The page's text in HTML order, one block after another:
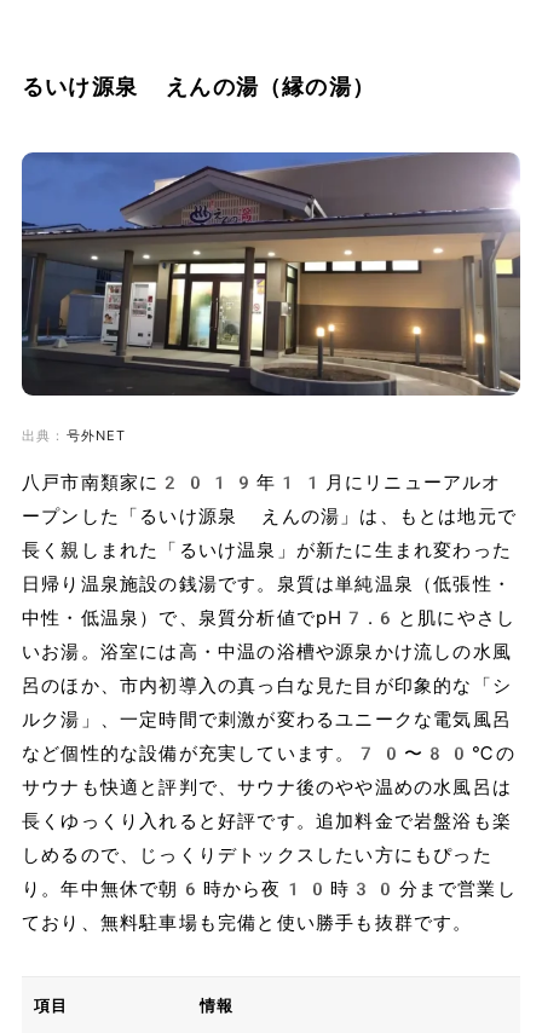
るいけ源泉 えんの湯（縁の湯）
出典： 号外NET
八戸市南類家に2019年11月にリニューアルオ
ープンした「るいけ源泉 えんの湯」は、もとは地元で
長く親しまれた「るいけ温泉」が新たに生まれ変わった
日帰り温泉施設の銭湯です。泉質は単純温泉（低張性・
中性・低温泉）で、泉質分析値でpH7.6と肌にやさし
いお湯。浴室には高・中温の浴槽や源泉かけ流しの水風
呂のほか、市内初導入の真っ白な見た目が印象的な「シ
ルク湯」、一定時間で刺激が変わるユニークな電気風呂
など個性的な設備が充実しています。70〜80℃の
サウナも快適と評判で、サウナ後のやや温めの水風呂は
長くゆっくり入れると好評です。追加料金で岩盤浴も楽
しめるので、じっくりデトックスしたい方にもぴった
り。年中無休で朝6時から夜10時30分まで営業し
ており、無料駐車場も完備と使い勝手も抜群です。
項目 情報